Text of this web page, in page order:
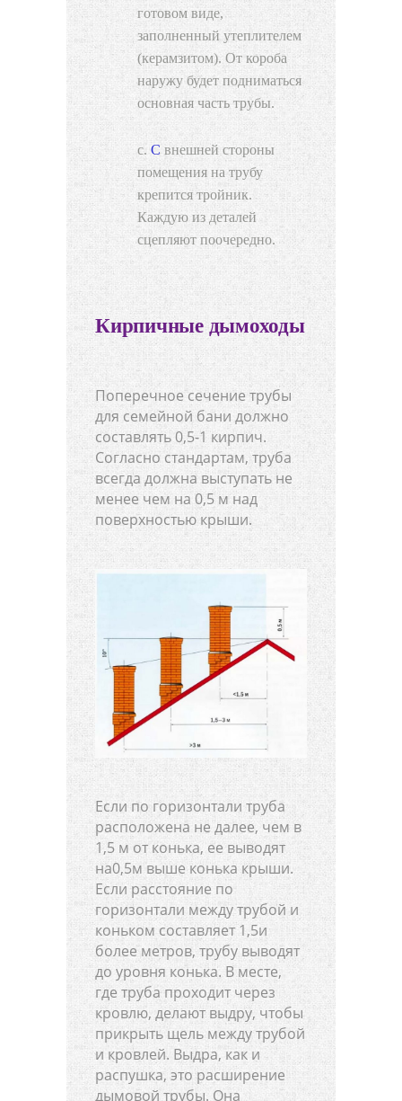
готовом виде,
заполненный утеплителем
(керамзитом). От короба
наружу будет подниматься
основная часть трубы.
С внешней стороны
помещения на трубу
крепится тройник.
Каждую из деталей
сцепляют поочередно.
Кирпичные дымоходы
Поперечное сечение трубы
для семейной бани должно
составлять 0,5-1 кирпич.
Согласно стандартам, труба
всегда должна выступать не
менее чем на 0,5 м над
поверхностью крыши.
Если по горизонтали труба
расположена не далее, чем в
1,5 м от конька, ее выводят
на0,5м выше конька крыши.
Если расстояние по
горизонтали между трубой и
коньком составляет 1,5и
более метров, трубу выводят
до уровня конька. В месте,
где труба проходит через
кровлю, делают выдру, чтобы
прикрыть щель между трубой
и кровлей. Выдра, как и
распушка, это расширение
дымовой трубы. Она